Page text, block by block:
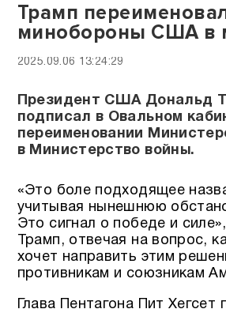
Трамп
минобороны США в
2025.09.06 13:24:29
Президент США Дональд
подписал в Овальном
переименовании
в Министерство войны.
«Это боле подходящее
учитывая нынешнюю
Это сигнал о победе и
Трамп, отвечая на вопрос,
хочет направить этим
противникам и союзникам
Глава Пентагона Пит Хегсет